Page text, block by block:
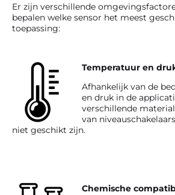
Er zijn verschillende
bepalen welke sensor het meest
toepassing:
Temperatuur en
Afhankelijk van de
en druk in de
verschillende
van
niet geschikt zijn.
Chemische